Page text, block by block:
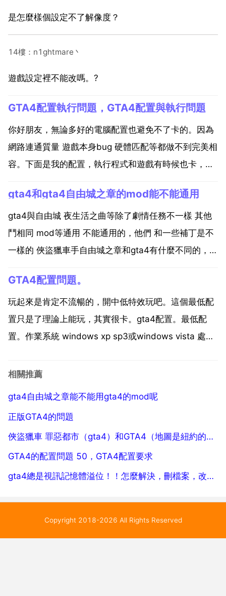
是怎麼樣個設定不了解像度？
14樓：n1ghtmare丶
遊戲設定裡不能改嗎。?
GTA4配置執行問題，GTA4配置與執行問題
你好朋友，無論多好的電腦配置也避免不了卡的。因為
網路連通質量 遊戲本身bug 硬體匹配等都做不到完美相
容。下面是我的配置，執行程式和遊戲有時候也卡，但
問題?估計補丁效果不會提公升太明顯，你可以試試打
補丁，低配首選。留下qq郵箱，我發給你，終極優化
補...
gta4和gta4自由城之章的mod能不能通用
gta4與自由城 夜生活之曲等除了劇情任務不一樣 其他
鬥相同 mod等通用 不能通用的，他們 和一些補丁是不
一樣的 俠盜獵車手自由城之章和gta4有什麼不同的，
另乙個是gta3的翻版，地圖不變，畫質和遊戲內容提公
升，而且這兩個版本的畫質是根本不能比的...
GTA4配置問題。
玩起來是肯定不流暢的，開中低特效玩吧。這個最低配
置只是了理論上能玩，其實很卡。gta4配置。最低配
置。作業系統 windows xp sp3或windows vista 處理
磁碟剩餘空間。顯示卡 256m視訊記憶體...
相關推薦
gta4自由城之章能不能用gta4的mod呢
正版GTA4的問題
俠盜獵車 罪惡都市（gta4）和GTA4（地圖是紐約的，畫面效果超好）有什麼不同
GTA4的配置問題 50，GTA4配置要求
gta4總是視訊記憶體溢位！！怎麼解決，刪檔案，改登錄檔我都試過了
Copyright 2018-2026 All Rights Reserved